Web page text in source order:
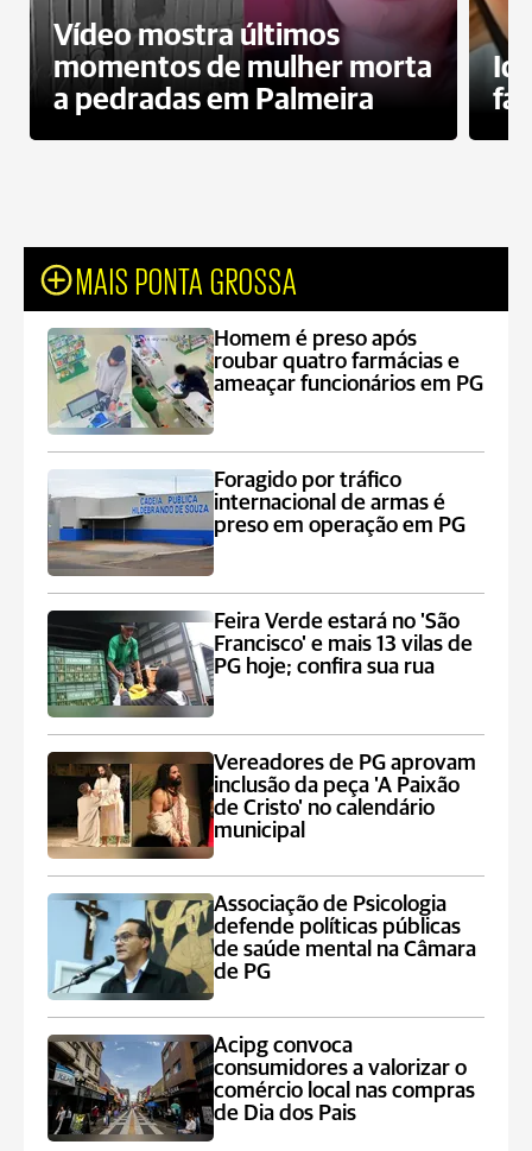
Vídeo mostra últimos
momentos de mulher morta
a pedradas em Palmeira
MAIS PONTA GROSSA
Homem é preso após
roubar quatro farmácias e
ameaçar funcionários em PG
Foragido por tráfico
internacional de armas é
preso em operação em PG
Feira Verde estará no 'São
Francisco' e mais 13 vilas de
PG hoje; confira sua rua
Vereadores de PG aprovam
inclusão da peça 'A Paixão
de Cristo' no calendário
municipal
Associação de Psicologia
defende políticas públicas
de saúde mental na Câmara
de PG
Acipg convoca
consumidores a valorizar o
comércio local nas compras
de Dia dos Pais